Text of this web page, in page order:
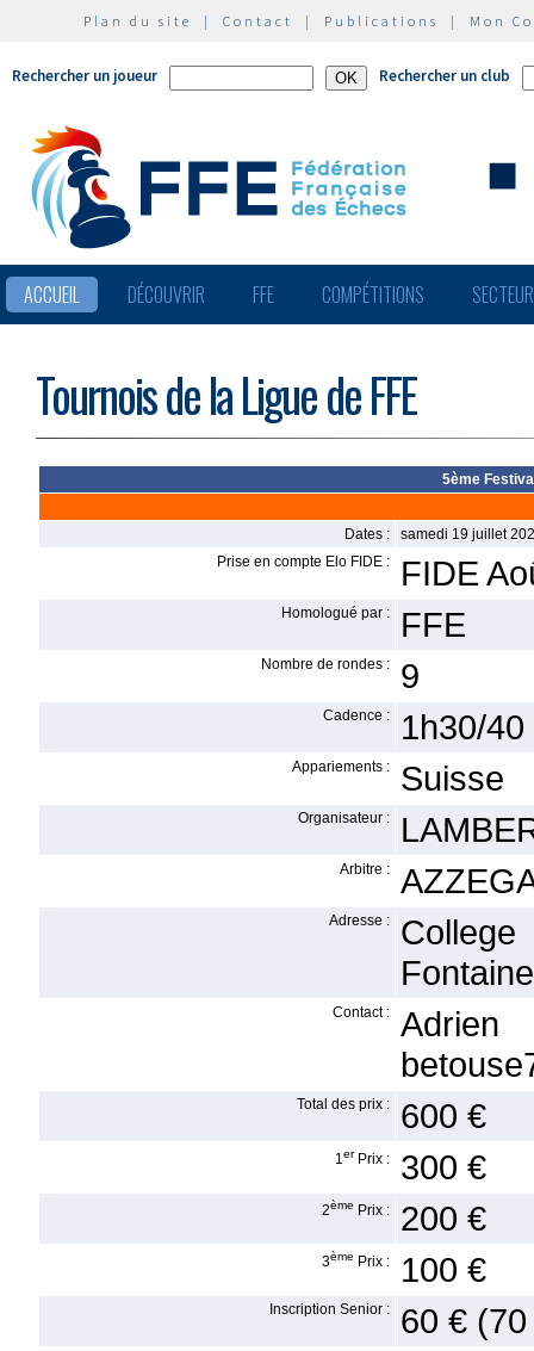
Plan du site | Contact | Publications | Mon
Rechercher un joueur Rechercher un club
ACCUEIL DÉCOUVRIR FFE COMPÉTITIONS
Tournois de la Ligue de FFE
5ème
Dates :
samedi 19 juillet
Prise en compte Elo FIDE :
FIDE
Homologué par : FFE
Nombre de rondes : 9
Cadence : 1h30/
Appariements : Suisse
Organisateur :
Arbitre :
Adresse :
Contact :
Total des prix : 600 €
1er Prix : 300 €
2ème Prix : 200 €
3ème Prix : 100 €
Inscription Senior : 60 €